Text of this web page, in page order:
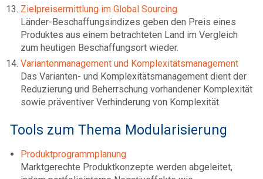
Zielpreisermittlung im Global Sourcing
Länder-Beschaffungsindizes geben den Preis eines
Produktes aus einem betrachteten Land im Vergleich
zum heutigen Beschaffungsort wieder.
Variantenmanagement und Komplexitätsmanagement
Das Varianten- und Komplexitätsmanagement dient der
Reduzierung und Beherrschung vorhandener Komplexität
sowie präventiver Verhinderung von Komplexität.
Tools zum Thema Modularisierung
Produktprogrammplanung
Marktgerechte Produktkonzepte werden abgeleitet,